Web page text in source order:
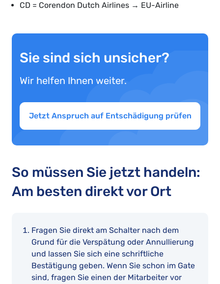
CD = Corendon Dutch Airlines → EU-Airline
Sie sind sich unsicher?
Wir helfen Ihnen weiter.
Jetzt Anspruch auf Entschädigung prüfen
So müssen Sie jetzt handeln:
Am besten direkt vor Ort
Fragen Sie direkt am Schalter nach dem
Grund für die Verspätung oder Annullierung
und lassen Sie sich eine schriftliche
Bestätigung geben. Wenn Sie schon im Gate
sind, fragen Sie einen der Mitarbeiter vor